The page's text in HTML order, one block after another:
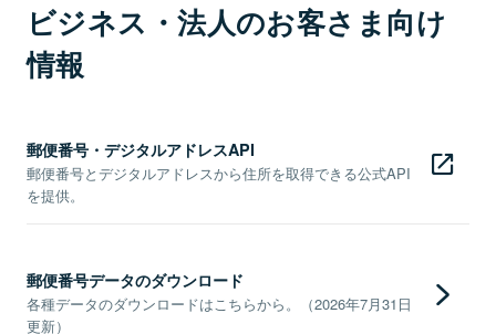
ビジネス・法人のお客さま向け
情報
郵便番号・デジタルアドレスAPI
郵便番号とデジタルアドレスから住所を取得できる公式API
を提供。
郵便番号データのダウンロード
各種データのダウンロードはこちらから。（2026年7月31日
更新）